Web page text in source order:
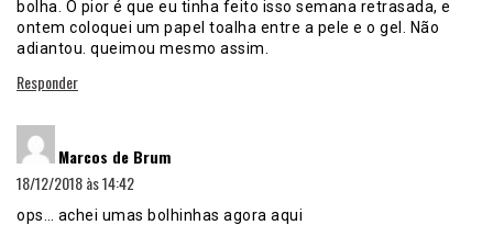
bolha. O pior é que eu tinha feito isso semana retrasada, e
ontem coloquei um papel toalha entre a pele e o gel. Não
adiantou. queimou mesmo assim.
Responder
Marcos de Brum
18/12/2018 às 14:42
ops… achei umas bolhinhas agora aqui